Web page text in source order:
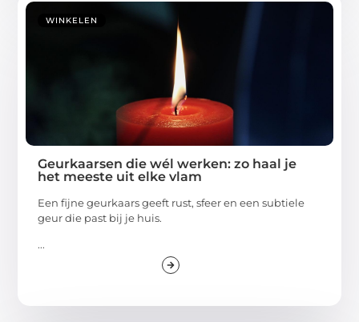
WINKELEN
Geurkaarsen die wél werken: zo haal je
het meeste uit elke vlam
Een fijne geurkaars geeft rust, sfeer en een subtiele
geur die past bij je huis.
...